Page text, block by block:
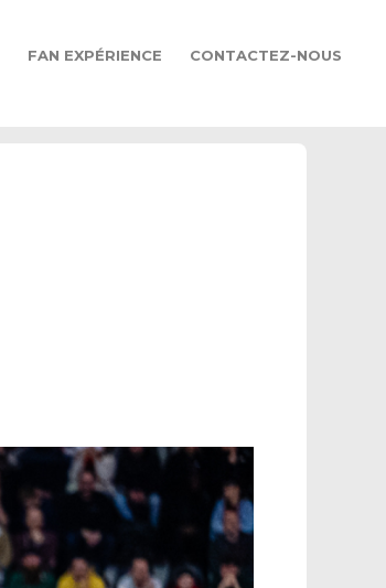
FAN EXPÉRIENCE CONTACTEZ-NOUS